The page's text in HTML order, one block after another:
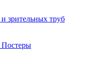
зрительных труб
Постеры